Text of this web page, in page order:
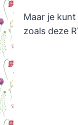
Maar je
zoals deze